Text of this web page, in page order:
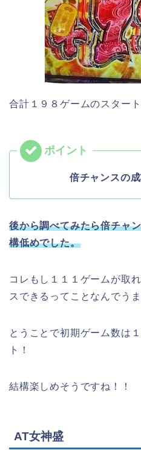
合計１９８ゲームのスター
倍チャンスの
後から調べてみたら倍チャ
構低めでした。
コレもし１１１ゲームが取
スできるってことなんでう
とうことで初期ゲーム数は
ト！
結構楽しめそうですね！！
AT女神盛